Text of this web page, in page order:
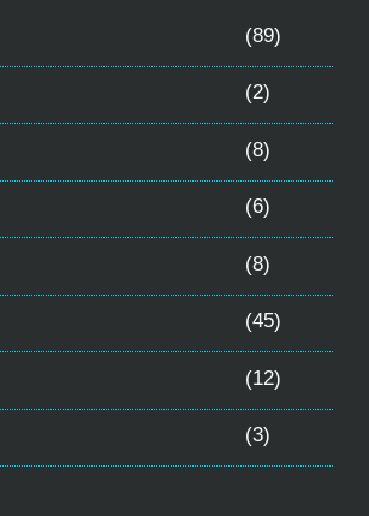
(89)
(2)
(8)
(6)
(8)
(45)
(12)
(3)